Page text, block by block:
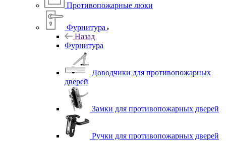
Противопожарные люки
Фурнитура
Назад
Фурнитура
Доводчики для противопожарных
дверей
Замки для противопожарных дверей
Ручки для противопожарных дверей